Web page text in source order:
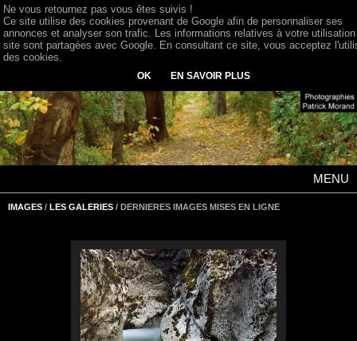
MENU
IMAGES / LES GALERIES / DERNIERES IMAGES MISES EN LIGNE
Ne vous retournez pas vous êtes suivis !
Ce site utilise des cookies provenant de Google afin de personnaliser ses
annonces et analyser son trafic. Les informations relatives à votre
site sont partagées avec Google. En consultant ce site, vous acceptez
des cookies.
OK EN SAVOIR PLUS